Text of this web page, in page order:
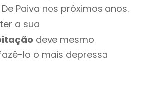
Paiva nos próximos anos.
a sua
deve mesmo
lo o mais depressa